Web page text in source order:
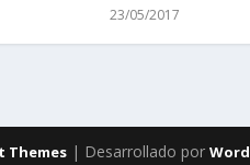
23/05/2017
Themes | Desarrollado por